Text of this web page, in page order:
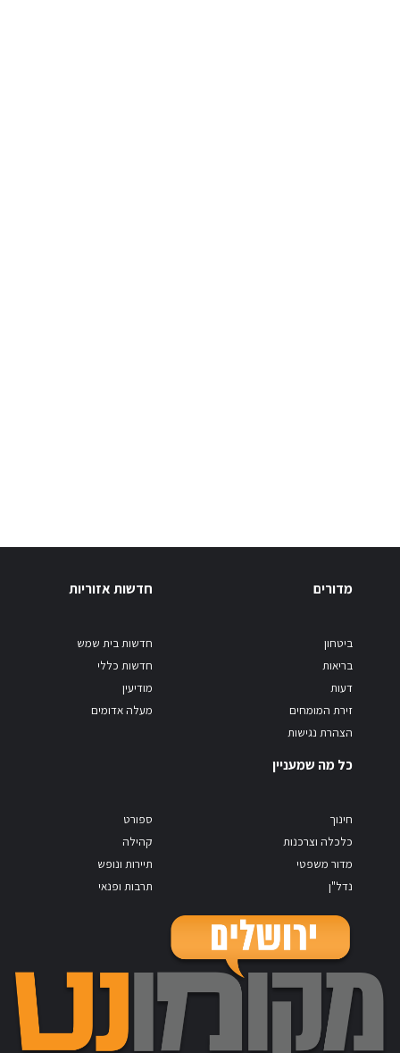
מדורים
ביטחון
בריאות
דעות
זירת המומחים
הצהרת נגישות
חדשות אזוריות
חדשות בית שמש
חדשות כללי
מודיעין
מעלה אדומים
כל מה שמעניין
חינוך
כלכלה וצרכנות
מדור משפטי
נדל"ן
ספורט
קהילה
תיירות ונופש
תרבות ופנאי